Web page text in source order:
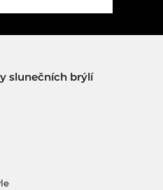
slunečních brýlí